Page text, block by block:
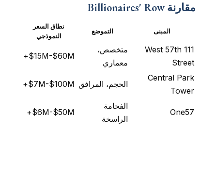
مقارنة Billionaires' Row
المبنى التموضع
نطاق السعر
النموذجي
111 West 57th
Street
متخصص،
معماري
$15M-$60M+
Central Park
Tower
الحجم، المرافق $7M-$100M+
One57
الفخامة
الراسخة
$6M-$50M+